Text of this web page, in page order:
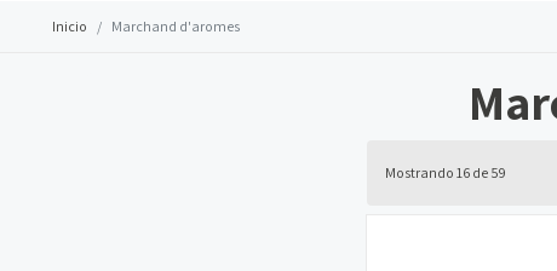
Inicio Marchand d'aromes
Mostrando 16 de 59